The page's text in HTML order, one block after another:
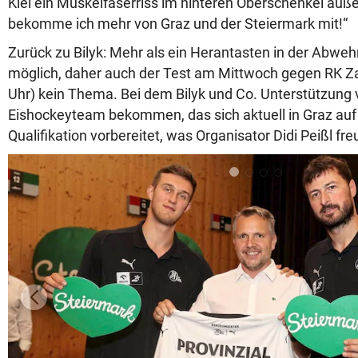
bekomme ich mehr von Graz und der Steiermark mit!“
Zurück zu Bilyk: Mehr als ein Herantasten in der
möglich, daher auch der Test am Mittwoch gegen RK
Uhr) kein Thema. Bei dem Bilyk und Co. Unterstützung
Eishockeyteam bekommen, das sich aktuell in Graz
Qualifikation vorbereitet, was Organisator Didi Peißl